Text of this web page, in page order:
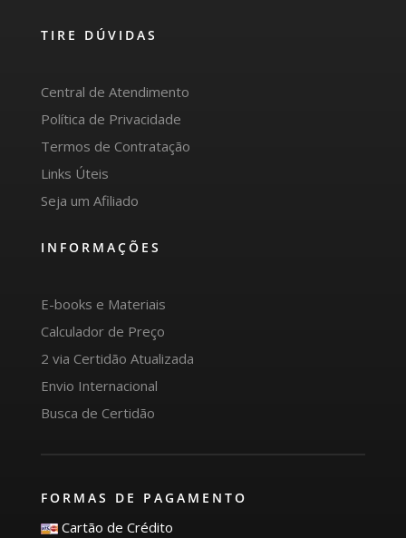
TIRE DÚVIDAS
Central de Atendimento
Política de Privacidade
Termos de Contratação
Links Úteis
Seja um Afiliado
INFORMAÇÕES
E-books e Materiais
Calculador de Preço
2 via Certidão Atualizada
Envio Internacional
Busca de Certidão
FORMAS DE PAGAMENTO
Cartão de Crédito